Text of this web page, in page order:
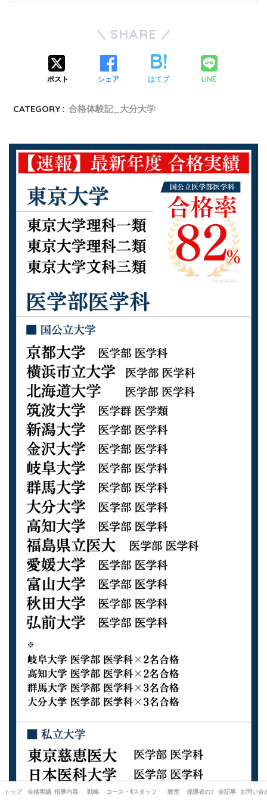
SHARE
ポスト シェア はてブ LINE
CATEGORY : 合格体験記_大分大学
トップ 合格実績 指導内容 戦略 コース・料金スタッフ・出版書籍
教室 保護者の方へ全記事 お問い合